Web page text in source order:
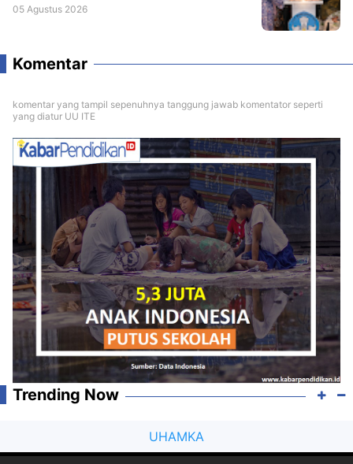
05 Agustus 2026
Komentar
komentar yang tampil sepenuhnya tanggung jawab komentator seperti
yang diatur UU ITE
Trending Now
UHAMKA